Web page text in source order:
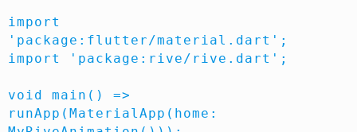
import
'package:flutter/material.dart';
import 'package:rive/rive.dart';
void main() =>
runApp(MaterialApp(home: